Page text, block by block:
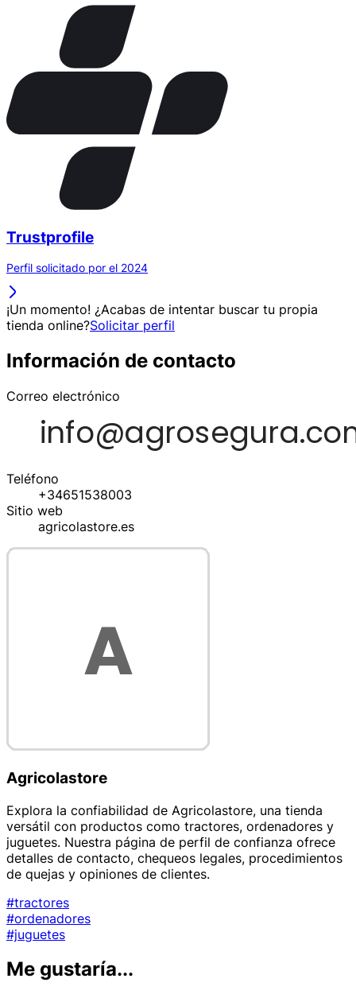
Trustprofile
Perfil solicitado por el 2024
¡Un momento! ¿Acabas de intentar buscar tu propia
tienda online?Solicitar perfil
Información de contacto
Correo electrónico
Teléfono
+34651538003
Sitio web
agricolastore.es
Agricolastore
Explora la confiabilidad de Agricolastore, una tienda
versátil con productos como tractores, ordenadores y
juguetes. Nuestra página de perfil de confianza ofrece
detalles de contacto, chequeos legales, procedimientos
de quejas y opiniones de clientes.
#tractores
#ordenadores
#juguetes
Me gustaría...